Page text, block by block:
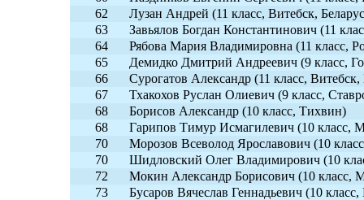
62
Лузан Андрей (11 класс, Витебск,
63
Завьялов Богдан Константинович (11
64
Рябова Мария Владимировна (11 класс,
65
Демидко Дмитрий Андреевич (9 класс,
66
Сурогатов Александр (11 класс, Витебск,
67
Тхакохов Руслан Олиевич (9 класс,
68
Борисов Александр (10 класс, Тихвин)
68
Гарипов Тимур Исмагилевич (10 класс,
70
Морозов Всеволод Ярославович (10
70
Шидловский Олег Владимирович (10
72
Мокин Александр Борисович (10 класс,
73
Бусаров Вячеслав Геннадьевич (10 класс,